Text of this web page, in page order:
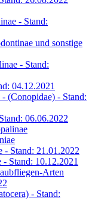
- Stand:
und sonstige
- Stand:
04.12.2021
(Conopidae) - Stand:
06.06.2022
Stand: 21.01.2022
Stand: 10.12.2021
Arten
- Stand: